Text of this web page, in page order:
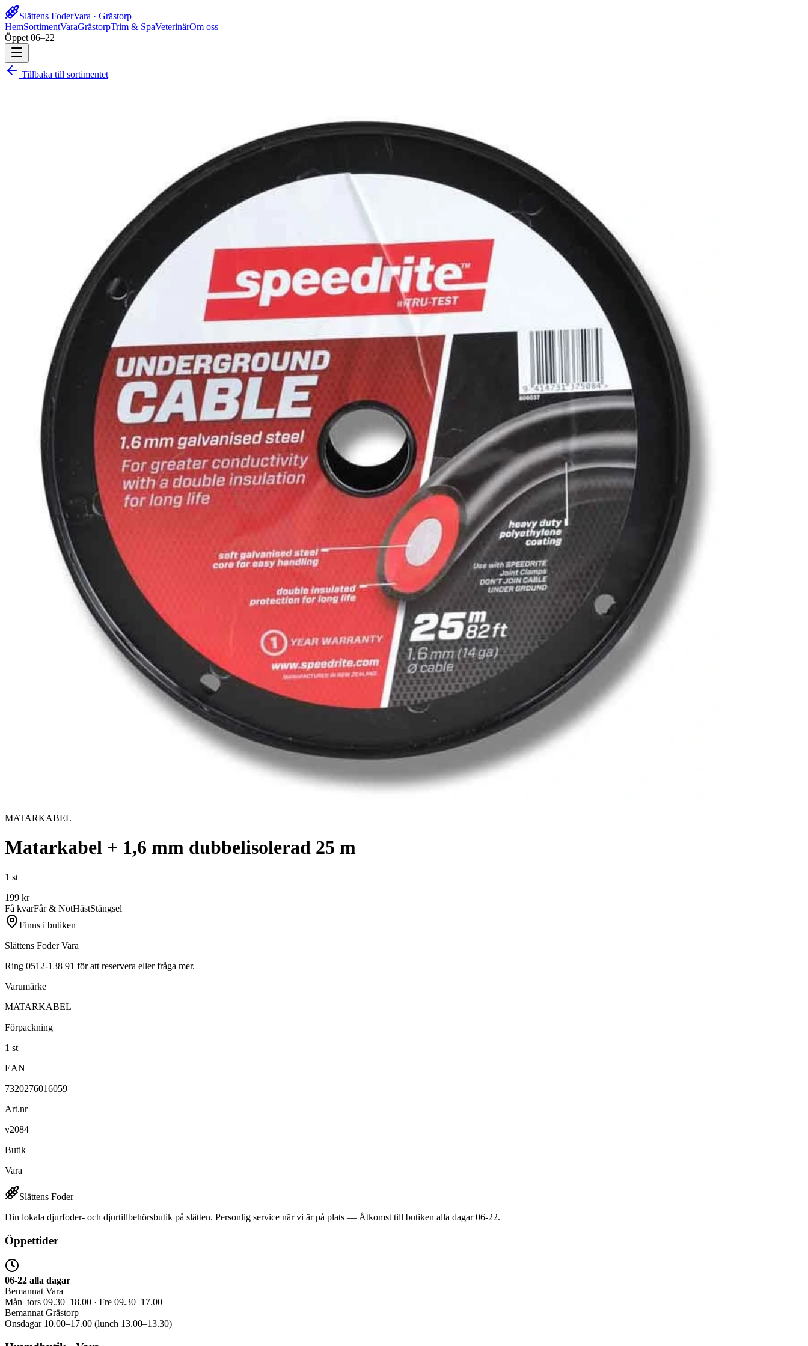
Slättens FoderVara · Grästorp
HemSortimentVaraGrästorpTrim & SpaVeterinärOm oss
Öppet 06–22
Tillbaka till sortimentet
MATARKABEL
Matarkabel + 1,6 mm dubbelisolerad 25 m
1 st
199 kr
Få kvarFår & NötHästStängsel
Finns i butiken
Slättens Foder Vara
Ring 0512-138 91 för att reservera eller fråga mer.
Varumärke
MATARKABEL
Förpackning
1 st
EAN
7320276016059
Art.nr
v2084
Butik
Vara
Slättens Foder
Din lokala djurfoder- och djurtillbehörsbutik på slätten. Personlig service när vi är på plats — Åtkomst till butiken alla dagar 06-22.
Öppettider
06-22 alla dagar
Bemannat Vara
Mån–tors 09.30–18.00 · Fre 09.30–17.00
Bemannat Grästorp
Onsdagar 10.00–17.00 (lunch 13.00–13.30)